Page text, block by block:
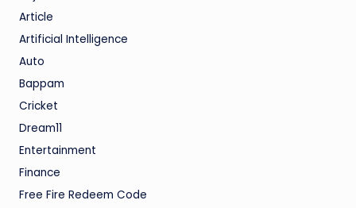
Article
Artificial Intelligence
Auto
Bappam
Cricket
Dream11
Entertainment
Finance
Free Fire Redeem Code